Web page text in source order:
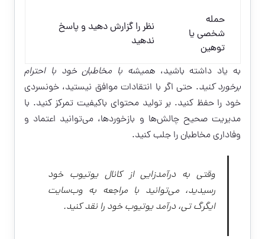
حمله
شخصی یا
توهین
نظر را گزارش دهید و پاسخ
ندهید
به یاد داشته باشید،همیشه با مخاطبان خود با احترام
برخورد کنید. حتی اگر با انتقادات موافق نیستید، خونسردی
خود را حفظ کنید. بر تولید محتوای باکیفیت تمرکز کنید. با
مدیریت صحیح چالش‌ها و بازخوردها، می‌توانید اعتماد و
وفاداری مخاطبان را جلب کنید.
وقتی به درآمدزایی از کانال یوتیوب خود
رسیدید، می‌توانید با مراجعه به وب‌سایت
ایگرگ تی، درآمد یوتیوب خود را نقد کنید.